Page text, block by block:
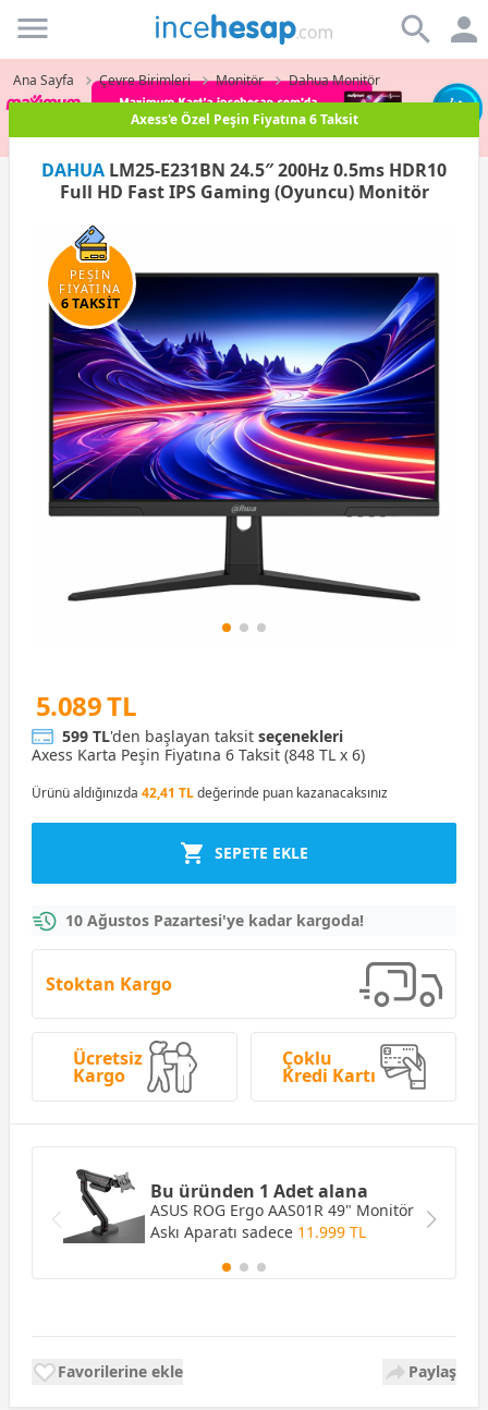
Incehesap
Ana Sayfa Çevre Birimleri Monitör Dahua Monitör
Paraf Karta Peşin Fiyatına 3 Taksit
DAHUA LM25-E231BN 24.5″ 200Hz 0.5ms HDR10
Full HD Fast IPS Gaming (Oyuncu) Monitör
PEŞİN
FİYATINA
6 TAKSİT
5.089 TL
599 TL'den başlayan taksit seçenekleri
Axess Karta Peşin Fiyatına 6 Taksit (848 TL x 6)
Ürünü aldığınızda 42,41 TLdeğerinde puan kazanacaksınız
SEPETE EKLE
10 Ağustos Pazartesi'ye kadar kargoda!
Stoktan Kargo
Ücretsiz
Kargo
Çoklu
Kredi Kartı
Bu üründen 1 Adet alana
ASUS ROG Ergo AAS01R 49" Monitör
Askı Aparatı sadece 11.999 TL
Favorilerine ekle Paylaş